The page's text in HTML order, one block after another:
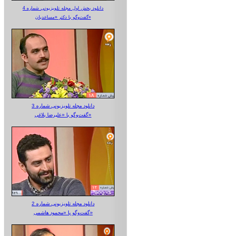
دانلود بخش اول مجله تلویزیونی شماره 4
گفت‌وگو با دکتر «مساعدیان»
دانلود مجله تلویزیونی شماره 3
گفت‌وگو با «علیرضا بلاغی»
دانلود مجله تلویزیونی شماره 2
گفت‌وگو با «محمود هاشمی»